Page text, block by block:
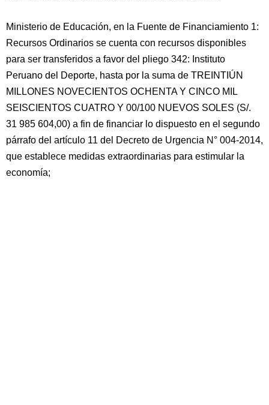
Ministerio de Educación, en la Fuente de Financiamiento 1:
Recursos Ordinarios se cuenta con recursos disponibles
para ser transferidos a favor del pliego 342: Instituto
Peruano del Deporte, hasta por la suma de TREINTIÚN
MILLONES NOVECIENTOS OCHENTA Y CINCO MIL
SEISCIENTOS CUATRO Y 00/100 NUEVOS SOLES (S/.
31 985 604,00) a fin de financiar lo dispuesto en el segundo
párrafo del artículo 11 del Decreto de Urgencia N° 004-2014,
que establece medidas extraordinarias para estimular la
economía;